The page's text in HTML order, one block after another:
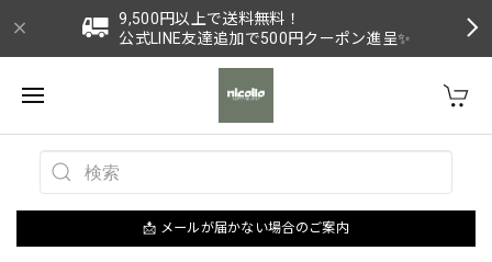
9,500円以上で送料無料！
公式LINE友達追加で500円クーポン進呈✨
📩 メールが届かない場合のご案内